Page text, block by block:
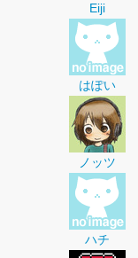
Eiji
はぽい
ノッツ
ハチ